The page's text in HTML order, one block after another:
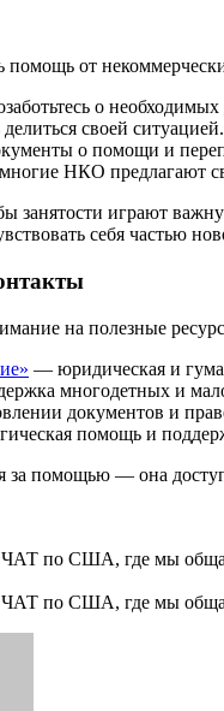
от
о
делиться своей
о помощи и
многие НКО предлагают
занятости играют
себя частью
на полезные
— юридическая и
многодетных и
документов и
помощь и
за помощью — она
ЧАТ по США, где мы
ЧАТ по США, где мы